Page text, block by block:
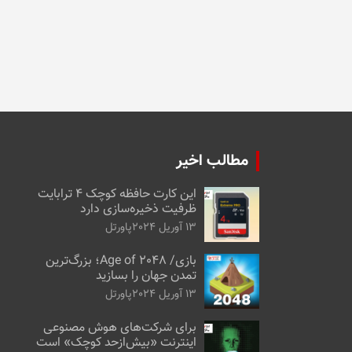
مطالب اخیر
این کارت حافظه کوچک ۴ ترابایت
ظرفیت ذخیره‌سازی دارد
13 آوریل 2024 پاورتل
بازی/ Age of 2048؛ بزرگ‌ترین
تمدن جهان را بسازید
13 آوریل 2024 پاورتل
برای شرکت‌های هوش مصنوعی
اینترنت «بیش‌از‌حد کوچک» است